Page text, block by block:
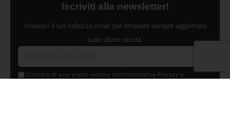
Iscriviti alla newsletter!
Inserisci il tuo indirizzo email per rimanere sempre aggiornato
sulle ultime novità.
Dichiaro di aver preso visione dell'Informativa Privacy e